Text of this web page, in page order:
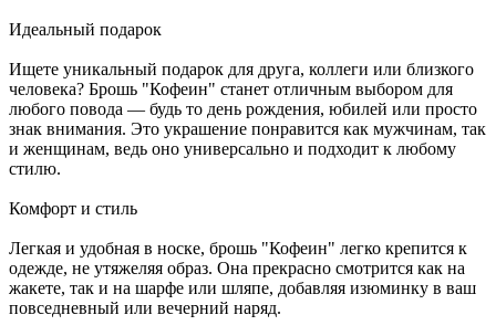
Идеальный подарок
Ищете уникальный подарок для друга, коллеги или близкого
человека? Брошь "Кофеин" станет отличным выбором для
любого повода — будь то день рождения, юбилей или просто
знак внимания. Это украшение понравится как мужчинам, так
и женщинам, ведь оно универсально и подходит к любому
стилю.
Комфорт и стиль
Легкая и удобная в носке, брошь "Кофеин" легко крепится к
одежде, не утяжеляя образ. Она прекрасно смотрится как на
жакете, так и на шарфе или шляпе, добавляя изюминку в ваш
повседневный или вечерний наряд.